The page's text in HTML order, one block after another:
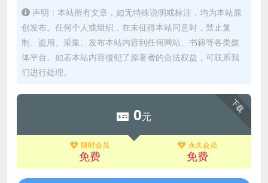
声明：本站所有文章，如无特殊说明或标注，均为本站原
创发布。任何个人或组织，在未征得本站同意时，禁止复
制、盗用、采集、发布本站内容到任何网站、书籍等各类媒
体平台。如若本站内容侵犯了原著者的合法权益，可联系我
们进行处理。
下载
0元
限时会员
免费
永久会员
免费